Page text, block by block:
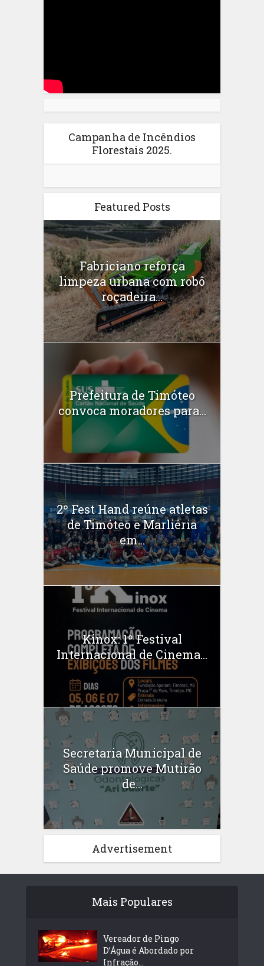
Campanha de Incêndios
Florestais 2025.
Featured Posts
Fabriciano reforça
limpeza urbana com robô
roçadeira...
Prefeitura de Timóteo
convoca moradores para...
2º Fest Hand reúne atletas
de Timóteo e Marliéria
em...
Kinox: 1º Festival
Internacional de Cinema...
Secretaria Municipal de
Saúde promove Mutirão
de...
Advertisement
Mais Populares
Vereador de Pingo
D’Água é Abordado por
Infração...